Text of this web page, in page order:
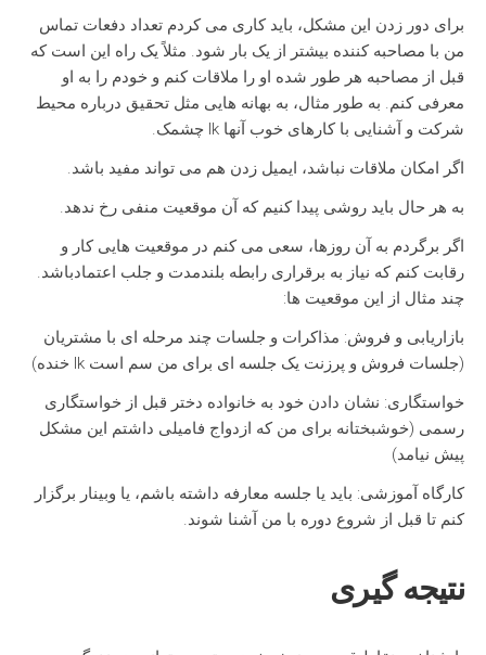
برای دور زدن این مشکل، باید کاری می کردم تعداد دفعات تماس
من با مصاحبه کننده بیشتر از یک بار شود. مثلاً یک راه این است که
قبل از مصاحبه هر طور شده او را ملاقات کنم و خودم را به او
معرفی کنم. به طور مثال، به بهانه هایی مثل تحقیق درباره محیط
شرکت و آشنایی با کارهای خوب آنها lk چشمک.
اگر امکان ملاقات نباشد، ایمیل زدن هم می تواند مفید باشد.
به هر حال باید روشی پیدا کنیم که آن موقعیت منفی رخ ندهد.
اگر برگردم به آن روزها، سعی می کنم در موقعیت هایی کار و
رقابت کنم که نیاز به برقراری رابطه بلندمدت و جلب اعتمادباشد.
چند مثال از این موقعیت ها:
بازاریابی و فروش: مذاکرات و جلسات چند مرحله ای با مشتریان
(جلسات فروش و پرزنت یک جلسه ای برای من سم است lk خنده)
خواستگاری: نشان دادن خود به خانواده دختر قبل از خواستگاری
رسمی (خوشبختانه برای من که ازدواج فامیلی داشتم این مشکل
پیش نیامد)
کارگاه آموزشی: باید یا جلسه معارفه داشته باشم، یا وبینار برگزار
کنم تا قبل از شروع دوره با من آشنا شوند.
نتیجه گیری